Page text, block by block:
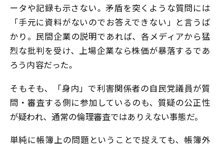
ータや記録も示さない。矛盾を突くような質問には
「手元に資料がないのでお答えできない」と言うば
かり。民間企業の説明であれば、各メディアから猛
烈な批判を受け、上場企業なら株価が暴落するであ
ろう内容だった。
そもそも、「身内」で利害関係者の自民党議員が質
問・審査する側に参加しているのも、質疑の公正性
が疑われ、通常の倫理審査ではありえない事態だ。
単純に帳簿上の問題ということで捉えても、帳簿外